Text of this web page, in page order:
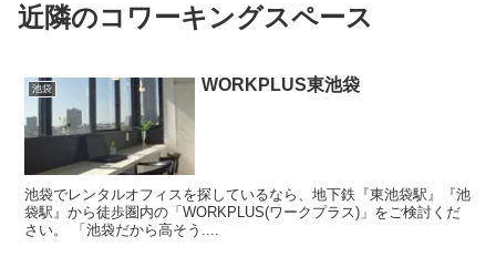
近隣のコワーキングスペース
池袋 WORKPLUS東池袋
池袋でレンタルオフィスを探しているなら、地下鉄『東池袋駅』『池
袋駅』から徒歩圏内の「WORKPLUS(ワークプラス)」をご検討くだ
さい。 「池袋だから高そう....